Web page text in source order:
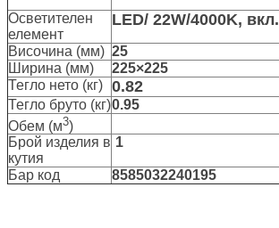
Осветителен
елемент
LED/ 22W/4000K, вкл.
Височина (мм) 25
Ширина (мм)
225×225
Тегло нето (кг) 0.82
Тегло бруто (кг)0.95
Обем (м3)
Брой изделия в
кутия
1
Бар код 8585032240195